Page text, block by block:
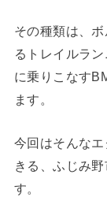
その種類は、
るトレイルラ
に乗りこなす
ます。
今回はそんな
きる、ふじみ
す。